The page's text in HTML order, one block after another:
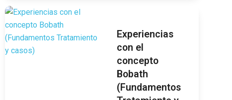
Experiencias
con el
concepto
Bobath
(Fundamentos